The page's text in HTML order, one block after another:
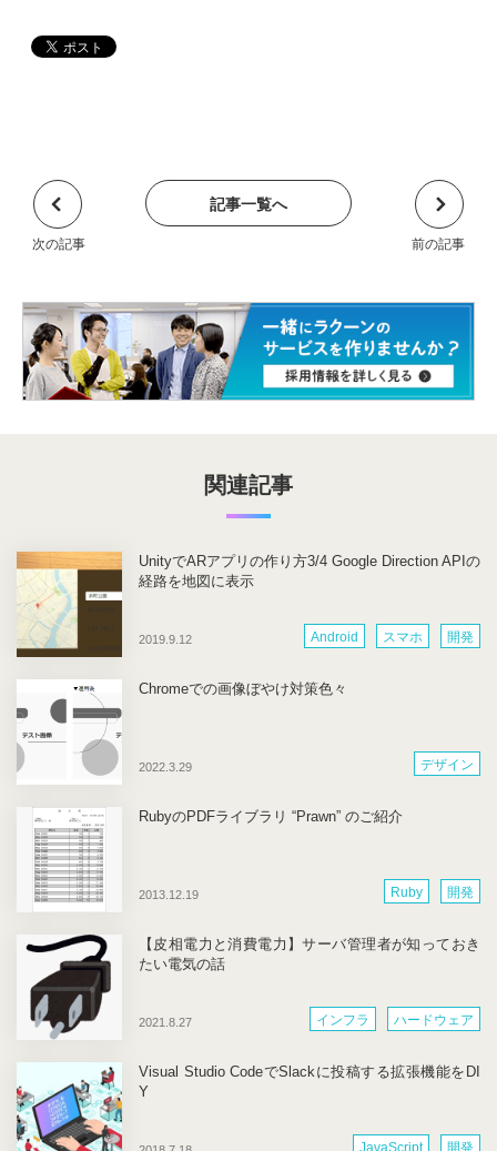
記事一覧へ
関連記事
2019.9.12
UnityでARアプリの作り方3/4 Google Direction APIの
経路を地図に表示
Android スマホ 開発
2022.3.29
Chromeでの画像ぼやけ対策色々
デザイン
2013.12.19
RubyのPDFライブラリ “Prawn” のご紹介
Ruby 開発
2021.8.27
【皮相電力と消費電力】サーバ管理者が知っておき
たい電気の話
インフラ ハードウェア
Visual Studio CodeでSlackに投稿する拡張機能をDI
Y
JavaScript 開発